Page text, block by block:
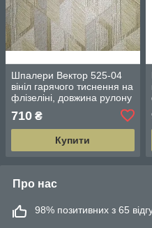
Шпалери Вектор 525-04
вініл гарячого тиснення на
флізеліні, довжина рулону
710 ₴
Купити
Про нас
98% позитивних з 65